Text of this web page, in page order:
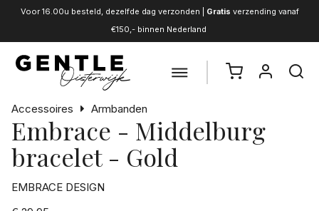
Voor 16.00u besteld, dezelfde dag verzonden | Gratis verzending vanaf
€150,- binnen Nederland
Accessoires Armbanden
Embrace - Middelburg
bracelet - Gold
EMBRACE DESIGN